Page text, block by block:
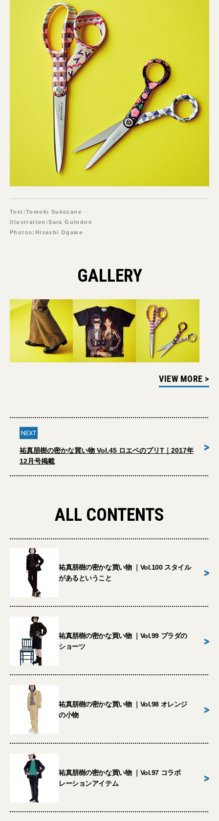
Text:Tomoki Sukezane
Illustration:Sara Guindon
Photos:Hisashi Ogawa
GALLERY
VIEW MORE >
NEXT
祐真朋樹の密かな買い物 Vol.45 ロエベのプリT｜2017年
12月号掲載
>
ALL CONTENTS
祐真朋樹の密かな買い物 ｜Vol.100 スタイル
があるということ
>
祐真朋樹の密かな買い物 ｜Vol.99 プラダの
ショーツ
>
祐真朋樹の密かな買い物 ｜Vol.98 オレンジ
の小物
>
祐真朋樹の密かな買い物 ｜Vol.97 コラボ
レーションアイテム
>